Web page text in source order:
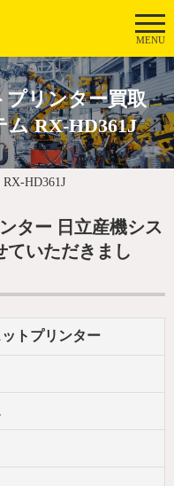
MENU
リンター買取
ム RX-HD361J
HD361J
ター 日立産機シス
ていただきまし
トプリンター